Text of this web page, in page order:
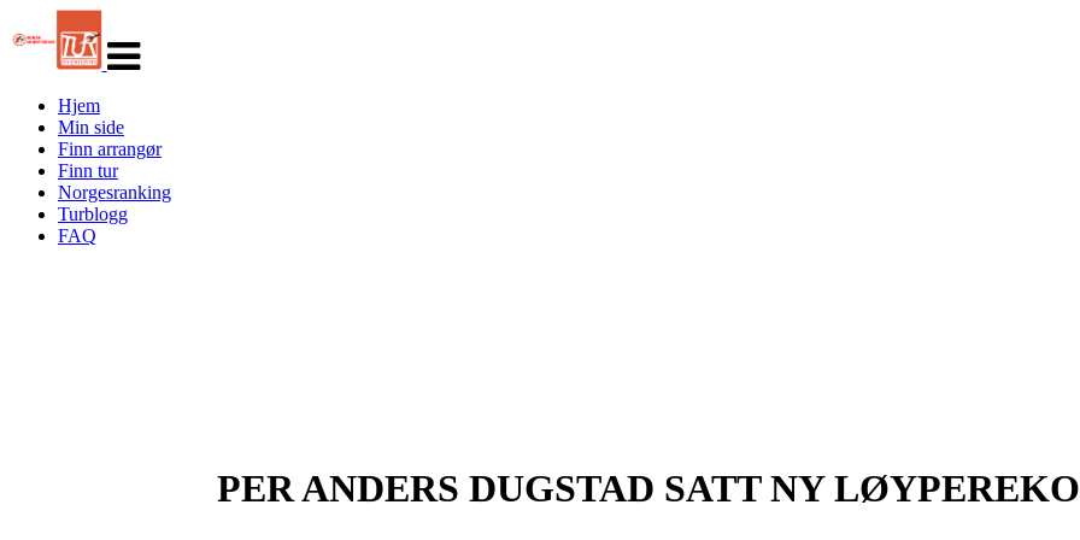
navigasjon
Hjem
Min side
Finn arrangør
Finn tur
Norgesranking
Turblogg
FAQ
PER ANDERS DUGSTAD SATT NY